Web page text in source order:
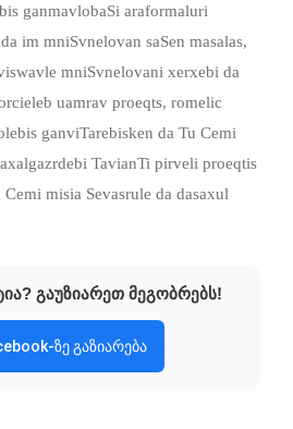
ganmavlobaSi araformaluri
im mniSvnelovan saSen masalas,
mniSvnelovani xerxebi da
uamrav proeqts, romelic
ganviTarebisken da Tu Cemi
TavianTi pirveli proeqtis
misia Sevasrule da dasaxul
გაუზიარეთ მეგობრებს!
ზე გაზიარება